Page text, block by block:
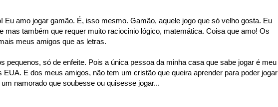
Eu amo jogar gamão. É, isso mesmo. Gamão, aquele jogo que só velho gosta. Eu
mas também que requer muito raciocinio lógico, matemática. Coisa que amo! Os
meus amigos que as letras.
pequenos, só de enfeite. Pois a única pessoa da minha casa que sabe jogar é meu
EUA. E dos meus amigos, não tem um cristão que queira aprender para poder jogar
namorado que soubesse ou quisesse jogar...